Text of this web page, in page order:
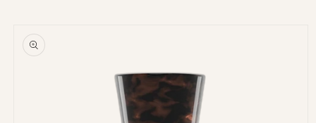
informations
produits